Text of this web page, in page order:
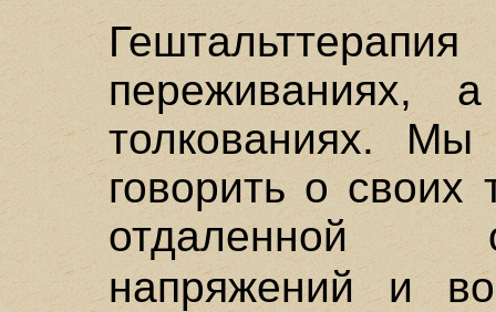
толкованиях.
говорить о
отдаленной
напряжений и